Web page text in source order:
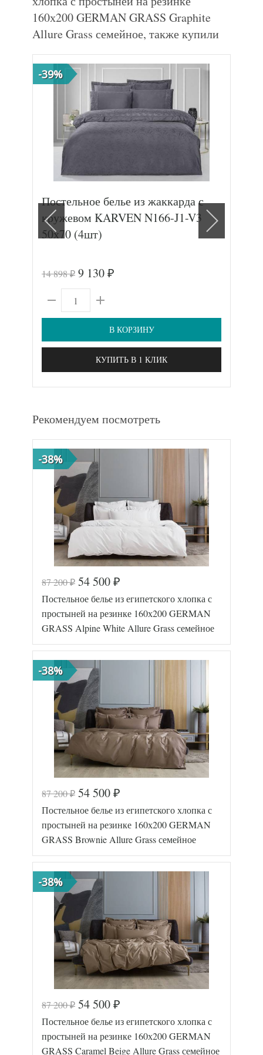
160х200 GERMAN GRASS Graphite
Allure Grass семейное, также купили
-39%
Постельное белье из жаккарда с
кружевом KARVEN N166-J1-V3
50х70 (4шт)
14 898₽ 9 130 ₽
В КОРЗИНУ
КУПИТЬ В 1 КЛИК
Рекомендуем посмотреть
-38%
Код товара
577-649
Артикул
GG-47162
Ткань
Мако-
сатин
Размер
пододеяльника
150х200
(2шт)
Размер
простыни
160х200
резинке)
Размер
наволочек
(2шт)
Производитель
German
Grass
(Австрия)
87 200₽ 54 500 ₽
Постельное белье из египетского хлопка с
простыней на резинке 160х200 GERMAN
GRASS Alpine White Allure Grass семейное
-38%
Код товара
577-669
Артикул
GG-37162
50
Мако-
сатин
Размер
пододеяльника
150х200
(2шт)
Размер
простыни
160х200
(на
резинке)
87 200₽ 54 500 ₽
Постельное белье из египетского хлопка с
простыней на резинке 160х200 GERMAN
GRASS Brownie Allure Grass семейное
-38%
87 200₽ 54 500 ₽
Постельное белье из египетского хлопка с
простыней на резинке 160х200 GERMAN
GRASS Caramel Beige Allure Grass семейное